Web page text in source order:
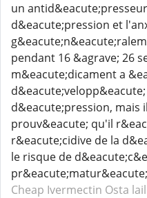
un
d&eacute;pression et
pendant 16 &agrave; 26
m&eacute;dicament a
d&eacute;pression, mais
prouv&eacute; qu'il
r&eacute;cidive de la
le risque de
Cheap Ivermectin Osta